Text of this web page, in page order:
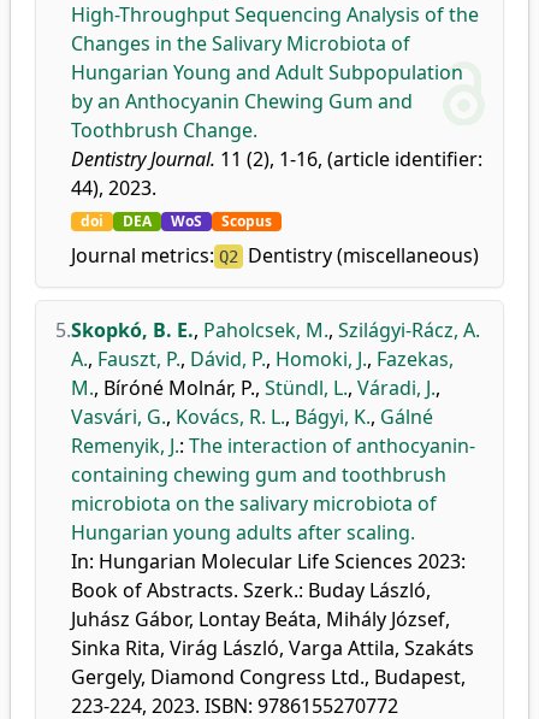
High-Throughput Sequencing Analysis of the
Changes in the Salivary Microbiota of
Hungarian Young and Adult Subpopulation
by an Anthocyanin Chewing Gum and
Toothbrush Change.
Dentistry Journal. 11 (2), 1-16, (article identifier:
44), 2023.
doi DEA WoS Scopus
Journal metrics: Q2 Dentistry (miscellaneous)
5.Skopkó, B. E., Paholcsek, M., Szilágyi-Rácz, A.
A., Fauszt, P., Dávid, P., Homoki, J., Fazekas,
M., Bíróné Molnár, P., Stündl, L., Váradi, J.,
Vasvári, G., Kovács, R. L., Bágyi, K., Gálné
Remenyik, J.: The interaction of anthocyanin-
containing chewing gum and toothbrush
microbiota on the salivary microbiota of
Hungarian young adults after scaling.
In: Hungarian Molecular Life Sciences 2023:
Book of Abstracts. Szerk.: Buday László,
Juhász Gábor, Lontay Beáta, Mihály József,
Sinka Rita, Virág László, Varga Attila, Szakáts
Gergely, Diamond Congress Ltd., Budapest,
223-224, 2023. ISBN: 9786155270772